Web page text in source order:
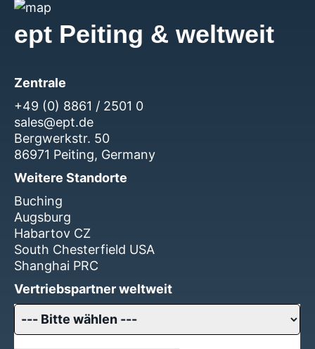
ept Peiting & weltweit
Zentrale
+49 (0) 8861 / 2501 0
sales@ept.de
Bergwerkstr. 50
86971 Peiting, Germany
Weitere Standorte
Buching
Augsburg
Habartov CZ
South Chesterfield USA
Shanghai PRC
Vertriebspartner weltweit